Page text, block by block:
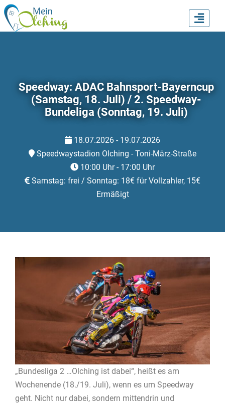
Speedway: ADAC Bahnsport-Bayerncup
(Samstag, 18. Juli) / 2. Speedway-
Bundeliga (Sonntag, 19. Juli)
18.07.2026 - 19.07.2026
Speedwaystadion Olching - Toni-März-Straße
10:00 Uhr - 17:00 Uhr
Samstag: frei / Sonntag: 18€ für Vollzahler, 15€
Ermäßigt
„Bundesliga 2 …Olching ist dabei“, heißt es am
Wochenende (18./19. Juli), wenn es um Speedway
geht. Nicht nur dabei, sondern mittendrin und